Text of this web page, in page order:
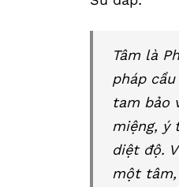
Tâm là
pháp
tam bảo
miệng, ý
diệt độ.
một